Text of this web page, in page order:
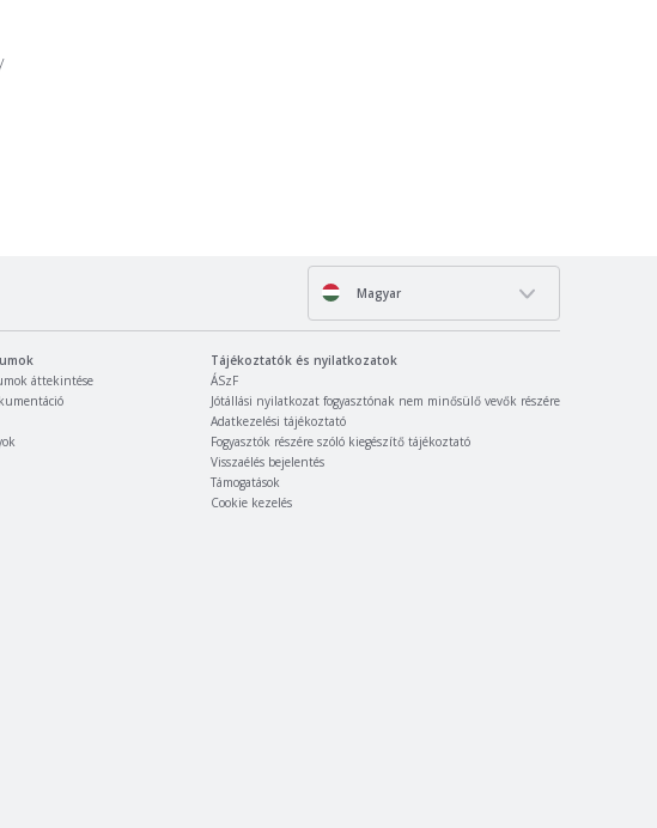
Magyar
áttekintése
Tájékoztatók és nyilatkozatok
ÁSzF
Jótállási nyilatkozat fogyasztónak nem minősülő vevők részére
Adatkezelési tájékoztató
Fogyasztók részére szóló kiegészítő tájékoztató
Visszaélés bejelentés
Támogatások
Cookie kezelés